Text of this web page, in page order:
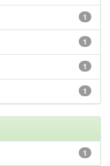
1
1
1
1
1